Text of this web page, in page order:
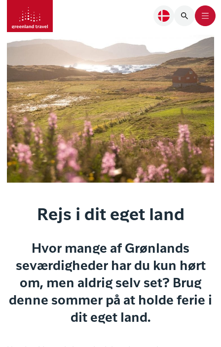
Rejs i dit eget land
Hvor mange af Grønlands
seværdigheder har du kun hørt
om, men aldrig selv set? Brug
denne sommer på at holde ferie i
dit eget land.